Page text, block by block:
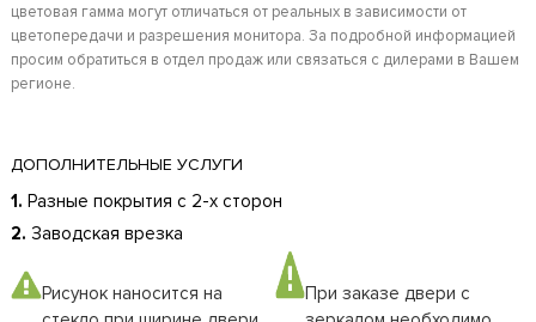
цветовая гамма могут отличаться от реальных в зависимости от
цветопередачи и разрешения монитора. За подробной информацией
просим обратиться в отдел продаж или связаться с дилерами в Вашем
регионе.
ДОПОЛНИТЕЛЬНЫЕ УСЛУГИ
1. Разные покрытия с 2-х сторон
2. Заводская врезка
Рисунок наносится на
При заказе двери с